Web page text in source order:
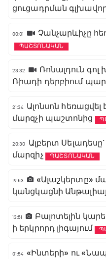
ցուցադրման
00:01 Չանչարևիչը
ՊԱՇՏՈՆԱԿԱՆ
23:32
Ռոնալդուն գոլ
Ռիադի դերբիում
21:34 Ալոնսոն
մարզչի պաշտոնից
20:30
Ալբերտ
մարզիչ
ՊԱՇՏՈՆԱԿԱՆ
19:53
«Ալաշկերտը»
կանցկացնի
13:51
Բալոտելին
ի երկրորդ լիգայում
01:54 «Ինտերի» ու